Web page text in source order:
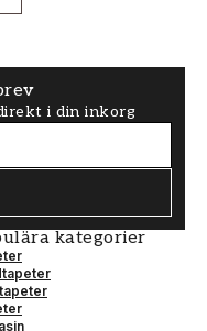
i din inkorg
kategorier